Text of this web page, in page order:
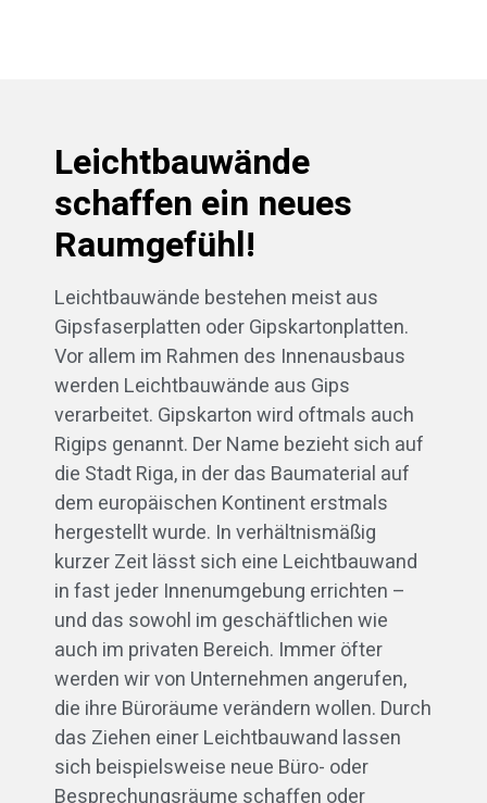
Leichtbauwände
schaffen ein neues
Raumgefühl!
Leichtbauwände bestehen meist aus
Gipsfaserplatten oder Gipskartonplatten.
Vor allem im Rahmen des Innenausbaus
werden Leichtbauwände aus Gips
verarbeitet. Gipskarton wird oftmals auch
Rigips genannt. Der Name bezieht sich auf
die Stadt Riga, in der das Baumaterial auf
dem europäischen Kontinent erstmals
hergestellt wurde. In verhältnismäßig
kurzer Zeit lässt sich eine Leichtbauwand
in fast jeder Innenumgebung errichten –
und das sowohl im geschäftlichen wie
auch im privaten Bereich. Immer öfter
werden wir von Unternehmen angerufen,
die ihre Büroräume verändern wollen. Durch
das Ziehen einer Leichtbauwand lassen
sich beispielsweise neue Büro- oder
Besprechungsräume schaffen oder